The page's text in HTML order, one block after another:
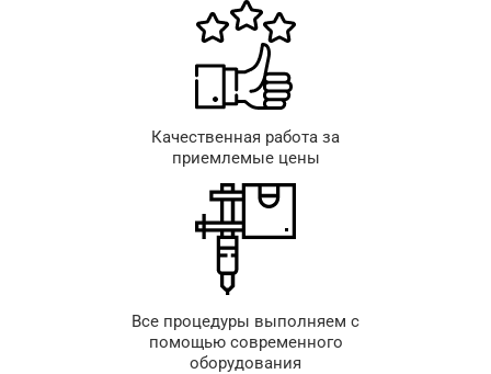
Качественная работа за
приемлемые цены
Все процедуры выполняем с
помощью современного
оборудования